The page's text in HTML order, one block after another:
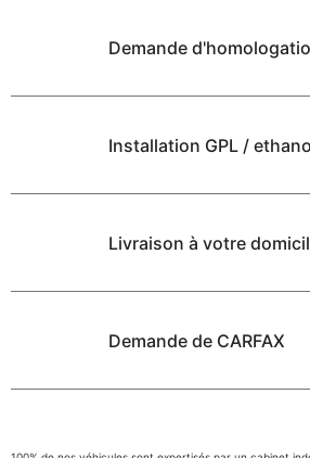
Demande
Installation GPL /
Livraison à votre
Demande de CARFAX